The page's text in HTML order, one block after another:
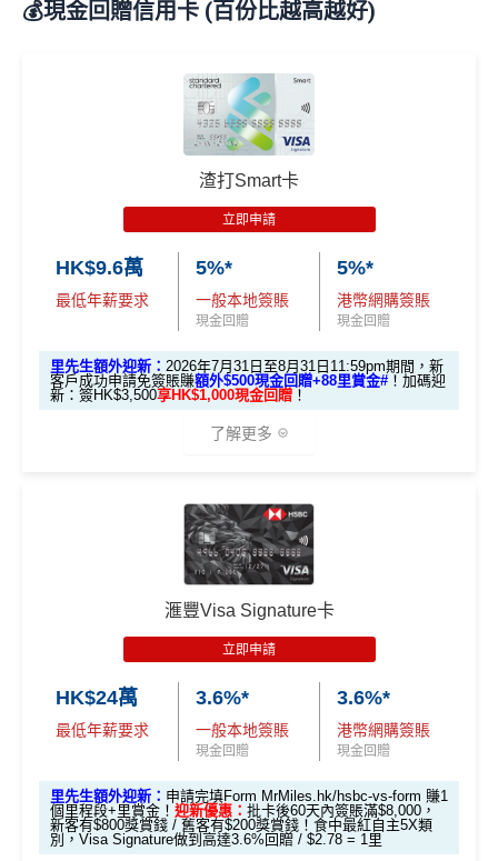
💰現金回贈信用卡 (百份比越高越好)
渣打Smart卡
立即申請
HK$9.6萬
最低年薪要求
5%*
一般本地簽賬
現金回贈
5%*
港幣網購簽賬
現金回贈
里先生額外迎新： 2026年7月31日至8月31日11:59pm期間，新
客戶成功申請免簽賬賺額外$500現金回贈+88里賞金# ！ 加碼迎
新：簽HK$3,500享HK$1,000現金回贈 ！
了解更多
渣打Smart 卡迎新｜賺高達HK$1,500
2026年7月31日至8月31日11:59pm
贈，獎賞由渣打提供。
信用卡基本迎新：全新渣打信用卡客戶批卡後首1個月
簽賬滿HK$3,500就有HK$1,000簽賬回贈【渣打加碼
🔥】
申請完填Form MrMiles.hk/smart-card-form賺多88里
賞金#（由里先生派出🎯38新會員+成功批卡50額外里
滙豐Visa Signature卡
立即申請
HK$24萬
最低年薪要求
3.6%*
一般本地簽賬
現金回贈
3.6%*
港幣網購簽賬
現金回贈
里先生額外迎新： 申請完填Form MrMiles.hk/hsbc-vs-form 賺1
個里程段+里賞金！ 迎新優惠： 批卡後60天內簽賬滿$8,000，
新客有$800獎賞錢 / 舊客有$200獎賞錢！食中最紅自主5X類
別，Visa Signature做到高達3.6%回贈 / $2.78 = 1里